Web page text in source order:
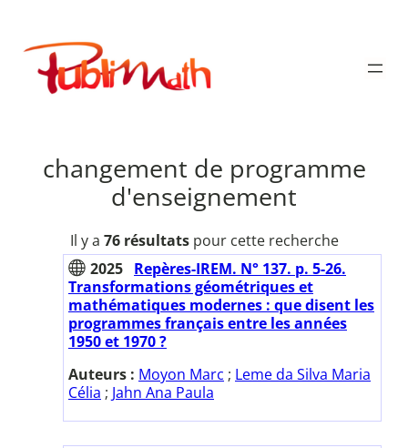
contenu
Publimath
changement de programme
d'enseignement
Il y a 76 résultatspour cette recherche
2025 Repères-IREM. N° 137. p. 5-26.
Transformations géométriques et
mathématiques modernes : que disent les
programmes français entre les années
1950 et 1970 ?
Auteurs : Moyon Marc ; Leme da Silva Maria
Célia ; Jahn Ana Paula